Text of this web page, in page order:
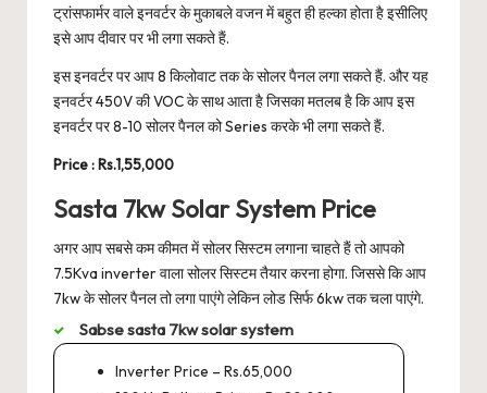
ट्रांसफार्मर वाले इनवर्टर के मुकाबले वजन में बहुत ही हल्का होता है इसीलिए
इसे आप दीवार पर भी लगा सकते हैं.
इस इनवर्टर पर आप 8 किलोवाट तक के सोलर पैनल लगा सकते हैं. और यह
इनवर्टर 450V की VOC के साथ आता है जिसका मतलब है कि आप इस
इनवर्टर पर 8-10 सोलर पैनल को Series करके भी लगा सकते हैं.
Price : Rs.1,55,000
Sasta 7kw Solar System Price
अगर आप सबसे कम कीमत में सोलर सिस्टम लगाना चाहते हैं तो आपको
7.5Kva inverter वाला सोलर सिस्टम तैयार करना होगा. जिससे कि आप
7kw के सोलर पैनल तो लगा पाएंगे लेकिन लोड सिर्फ 6kw तक चला पाएंगे.
Sabse sasta 7kw solar system
Inverter Price – Rs.65,000